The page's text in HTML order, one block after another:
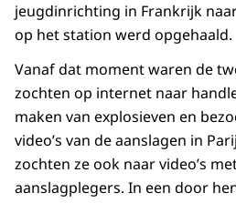
jeugdinrichting in Frankrijk
op het station werd opgehaald.
Vanaf dat moment waren de
zochten op internet naar
maken van explosieven en
video’s van de aanslagen in
zochten ze ook naar video’s
aanslagplegers. In een door